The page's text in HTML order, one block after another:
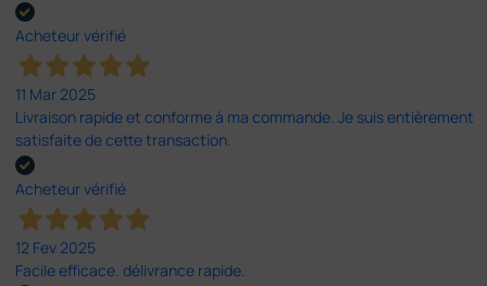
Acheteur vérifié
11 Mar 2025
Livraison rapide et conforme à ma commande. Je suis entièrement
satisfaite de cette transaction.
Acheteur vérifié
12 Fev 2025
Facile efficace. délivrance rapide.